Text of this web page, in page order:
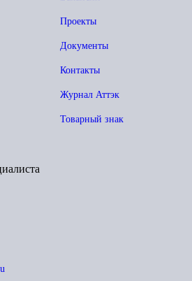
Проекты
Документы
Контакты
Журнал Аттэк
Товарный знак